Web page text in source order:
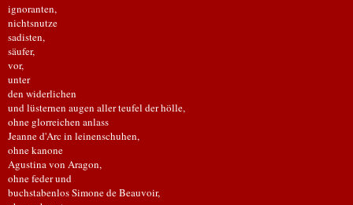
ignoranten,
nichtsnutze
sadisten,
säufer,
vor,
unter
den widerlichen
und lüsternen augen aller teufel der hölle,
ohne glorreichen anlass
Jeanne d'Arc in leinenschuhen,
ohne kanone
Agustina von Aragon,
ohne feder und
buchstabenlos Simone de Beauvoir,